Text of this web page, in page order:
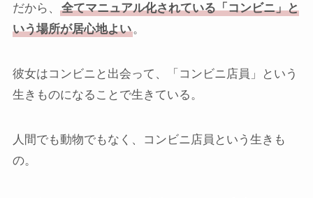
だから、
全てマニュアル化されている「コンビニ」と
いう場所が居心地よい。
彼女はコンビニと出会って、「コンビニ店員」という
生きものになることで生きている。
人間でも動物でもなく、コンビニ店員という生きも
の。